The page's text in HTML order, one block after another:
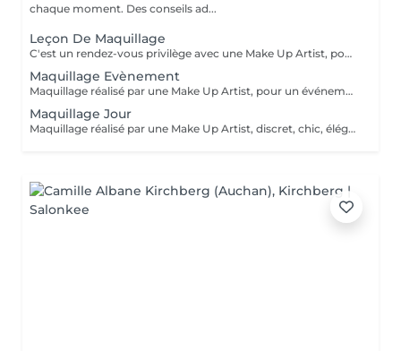
chaque moment. Des conseils ad...
Leçon De Maquillage
C'est un rendez-vous privilège avec une Make Up Artist, pour vous guider dans le choix de votre maquillage et vous apprendre à vous maquiller facilement.
Maquillage Evènement
Maquillage réalisé par une Make Up Artist, pour un événement ( Soirée, Anniversaire, Halloween, Mariage, fêtes de fin d'années...)
Maquillage Jour
Maquillage réalisé par une Make Up Artist, discret, chic, élégant, afin de sublimer votre visage.